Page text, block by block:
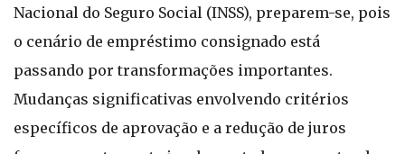
Nacional do Seguro Social (INSS), preparem-se, pois
o cenário de empréstimo consignado está
passando por transformações importantes.
Mudanças significativas envolvendo critérios
específicos de aprovação e a redução de juros